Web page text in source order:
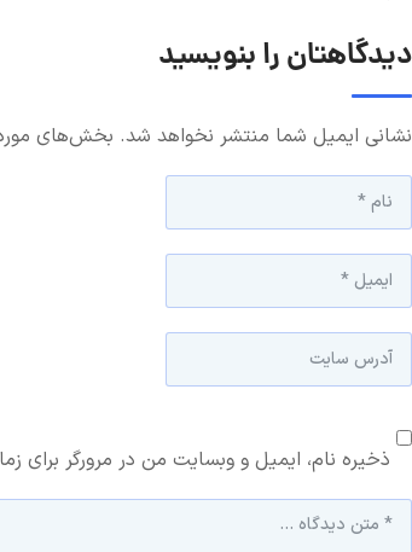
دیدگاهتان را بنویسید
نشانی ایمیل شما منتشر نخواهد شد. بخش‌های
ذخیره نام، ایمیل و وبسایت من در مرورگر برای